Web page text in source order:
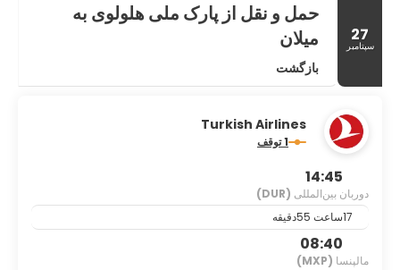
27
سپتامبر
حمل و نقل از پارک ملی هلولوی به
میلان
بازگشت
Turkish Airlines
1 توقف
14:45
دوربان بین‌المللی (DUR)
08:40
مالپنسا (MXP)